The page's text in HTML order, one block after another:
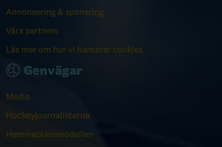
Annonsering & sponsring
Våra partners
Läs mer om hur vi hanterar cookies
Genvägar
Media
Hockeyjournalisterna
Hemmaplansmodellen